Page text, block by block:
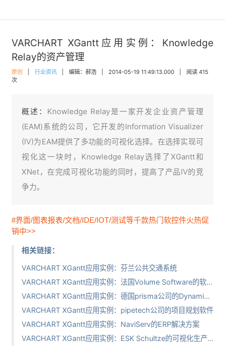
VARCHART XGantt应用实例：Knowledge
Relay的资产管理
原创 行业资讯 编辑：郝浩 2014-05-19 11:49:13.000
阅读 415
次
概述： Knowledge Relay是一家开发企业资产管理
(EAM)系统的公司，它开发的Information Visualizer
(IV)为EAM提供了多功能的可视化选择。在选择实现可
视化这一块时，Knowledge Relay选择了XGantt和
XNet，在完成可视化功能的同时，提高了产品IV的竞
争力。
#界面/图表报表/文档/IDE/IOT/测试等千款热门软控件火热促
销中>>
相关链接：
VARCHART XGantt应用实例：芬兰公共交通系统
VARCHART XGantt应用实例：法国Volume Software的软件开发
VARCHART XGantt应用实例：德国prisma公司的Dynamics NAV 2013开发
VARCHART XGantt应用实例：pipetech公司的项目规划软件
VARCHART XGantt应用实例：NaviServ的ERP解决方案
VARCHART XGantt应用实例：ESK Schultze的可视化生产排程